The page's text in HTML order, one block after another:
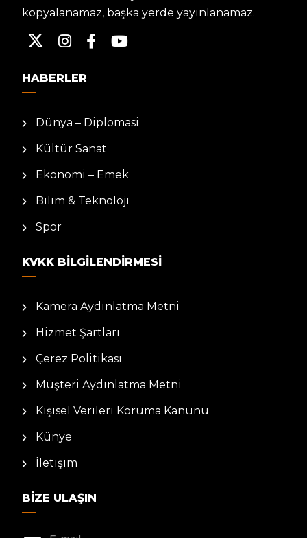
kopyalanamaz, başka yerde yayınlanamaz.
HABERLER
Dünya – Diplomasi
Kültür Sanat
Ekonomi – Emek
Bilim & Teknoloji
Spor
KVKK BILGILENDIRMESI
Kamera Aydınlatma Metni
Hizmet Şartları
Çerez Politikası
Müşteri Aydınlatma Metni
Kişisel Verileri Koruma Kanunu
Künye
İletişim
BIZE ULAŞIN